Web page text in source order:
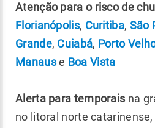
Atenção para o risco de
Florianópolis, Curitiba, São
Grande, Cuiabá, Porto
Manause Boa Vista
Alerta para temporais na
no litoral norte